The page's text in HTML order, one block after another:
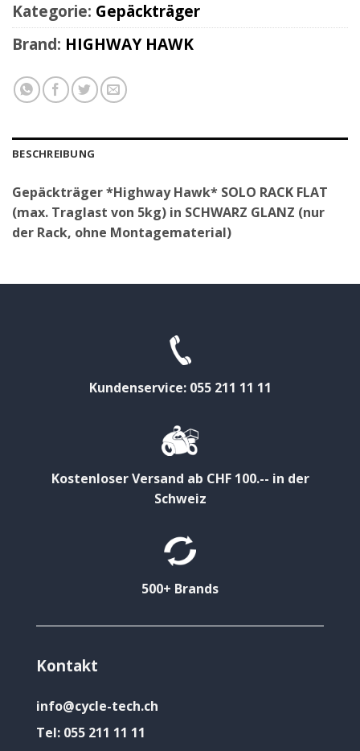
Kategorie: Gepäckträger
Brand: HIGHWAY HAWK
BESCHREIBUNG
Gepäckträger *Highway Hawk* SOLO RACK FLAT
(max. Traglast von 5kg) in SCHWARZ GLANZ (nur
der Rack, ohne Montagematerial)
Kundenservice: 055 211 11 11
Kostenloser Versand ab CHF 100.-- in der
Schweiz
500+ Brands
Kontakt
info@cycle-tech.ch
Tel: 055 211 11 11